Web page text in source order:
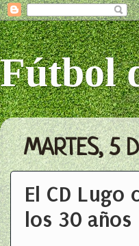
Fútbol
MARTES, 5
El CD
los 30 años